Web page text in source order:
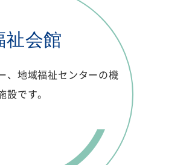
祉会館
、地域福祉センターの機
です。